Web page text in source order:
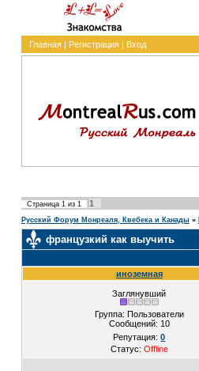
Главная| Регистрация| Вход
Страница 1из 1 1
Русский Форум Монреаля, Квебека и Канады »
французкий как выучить
иноземная
Заглянувший
Группа: Пользователи
Сообщений: 10
Репутация:0
Статус: Offline